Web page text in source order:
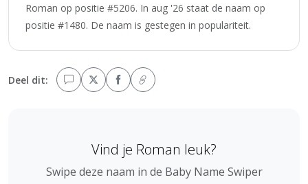
Roman op positie #5206. In aug '26 staat de naam op
positie #1480. De naam is gestegen in populariteit.
Deel dit:
Vind je Roman leuk?
Swipe deze naam in de Baby Name Swiper